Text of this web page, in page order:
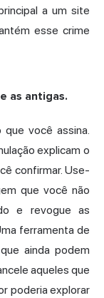
a um site
esse crime
as antigas.
você assina.
explicam o
confirmar. Use-
que você não
e revogue as
ferramenta de
ainda podem
aqueles que
poderia explorar